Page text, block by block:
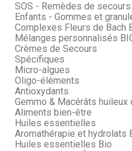
SOS - Remèdes de secours
Enfants - Gommes et
Complexes Fleurs de Bach
Mélanges personnalisés
Crèmes de Secours
Spécifiques
Micro-algues
Oligo-éléments
Antioxydants
Gemmo & Macérâts huileux
Aliments bien-être
Huiles essentielles
Aromathérapie et hydrolats
Huiles essentielles Bio